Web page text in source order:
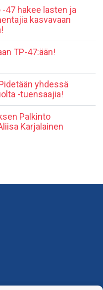
-47 hakee lasten ja
kasvavaan
TP-47:ään!
yhdessä
-tuensaajia!
Palkinto
Karjalainen